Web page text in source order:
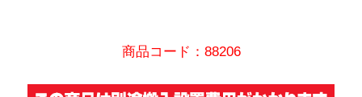
商品コード：88206